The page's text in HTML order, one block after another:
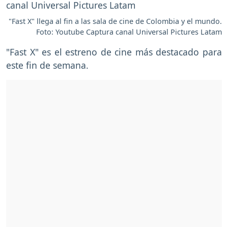
"Fast X" llega al fin a las sala de cine de Colombia y el mundo.
Foto: Youtube Captura canal Universal Pictures Latam
"Fast X" es el estreno de cine más destacado para
este fin de semana.